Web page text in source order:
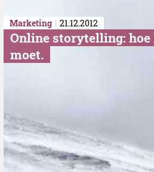
Marketing 21.12.2012
Online storytelling: hoe
moet.